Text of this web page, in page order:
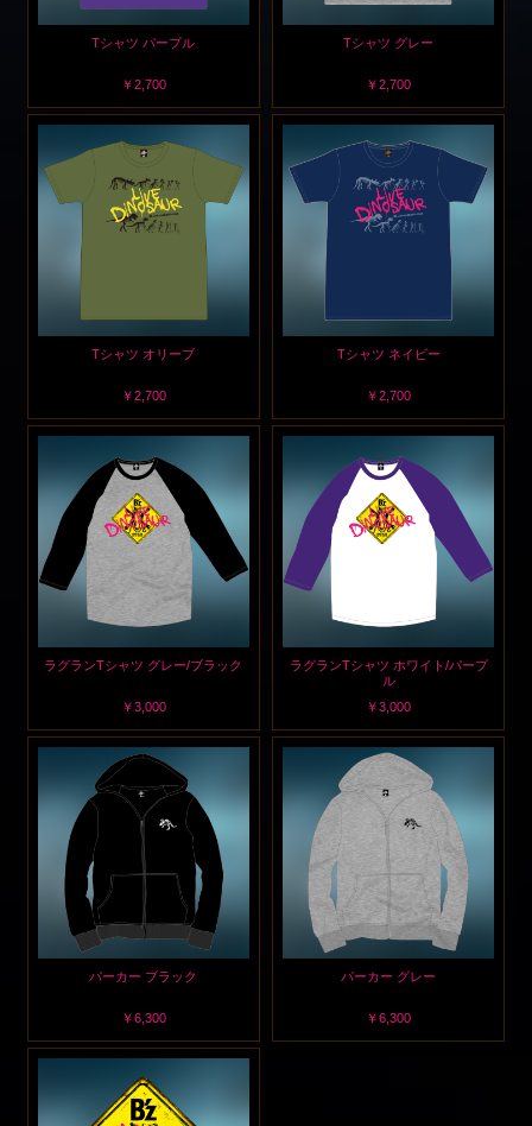
Tシャツ パープル
￥2,700
Tシャツ グレー
￥2,700
Tシャツ オリーブ
￥2,700
Tシャツ ネイビー
￥2,700
ラグランTシャツ グレー/ブラック
￥3,000
ラグランTシャツ ホワイト/パープ
ル
￥3,000
パーカー ブラック
￥6,300
パーカー グレー
￥6,300